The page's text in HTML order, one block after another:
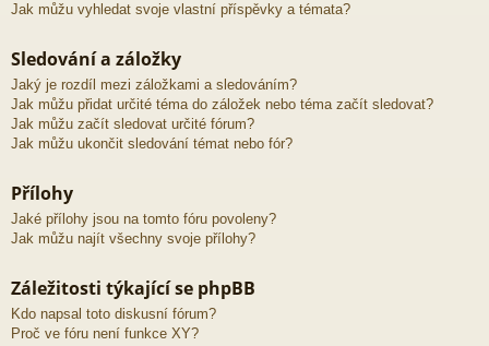
Jak můžu vyhledat svoje vlastní příspěvky a témata?
Sledování a záložky
Jaký je rozdíl mezi záložkami a sledováním?
Jak můžu přidat určité téma do záložek nebo téma začít sledovat?
Jak můžu začít sledovat určité fórum?
Jak můžu ukončit sledování témat nebo fór?
Přílohy
Jaké přílohy jsou na tomto fóru povoleny?
Jak můžu najít všechny svoje přílohy?
Záležitosti týkající se phpBB
Kdo napsal toto diskusní fórum?
Proč ve fóru není funkce XY?